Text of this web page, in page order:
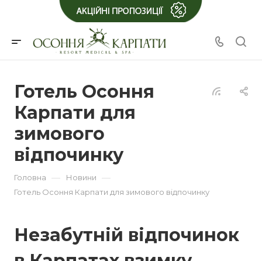
Готель Осоння
Карпати для
зимового
відпочинку
Головна — Новини —
Готель Осоння Карпати для зимового відпочинку
Незабутній відпочинок